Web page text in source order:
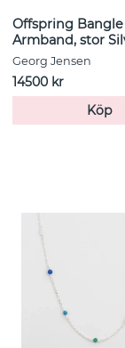
Offspring Bangle
Armband, stor
Georg Jensen
14500 kr
Köp